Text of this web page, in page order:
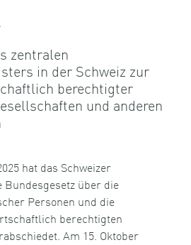
zentralen
in der Schweiz zur
berechtigter
und anderen
hat das Schweizer
Bundesgesetz über die
Personen und die
berechtigten
Am 15. Oktober